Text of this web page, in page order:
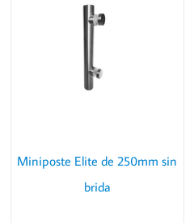
Miniposte Elite de 250mm sin
brida